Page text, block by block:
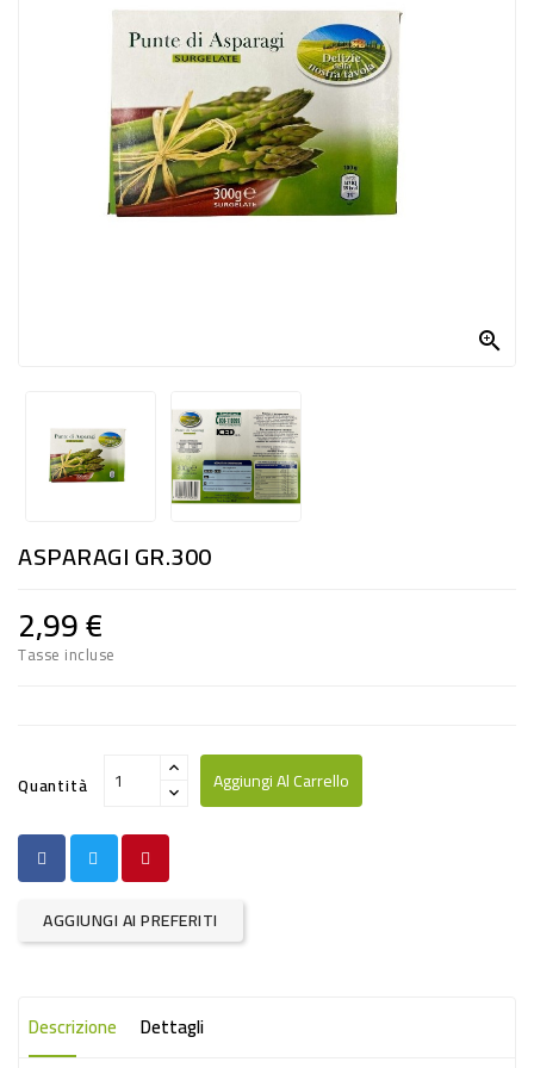
PRODOTTI
DOLCIARIO
PRODOTTI
ALIMENTI
INFANZIA
RISO
FARINA
ALIMENTI
CONSERVATI
CURA
CASA
CARTA

ASPARAGI GR.300
2,99 €
Tasse incluse
Quantità Aggiungi Al Carrello
AGGIUNGI AI PREFERITI
Descrizione Dettagli